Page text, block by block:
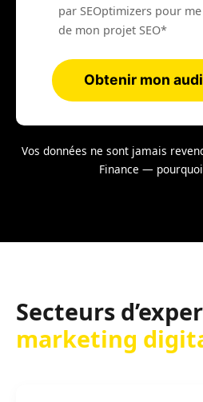
par SEOptimizers pour
de mon projet SEO*
Obtenir mon
Vos données ne sont jamais
Finance —
Secteurs
marketing